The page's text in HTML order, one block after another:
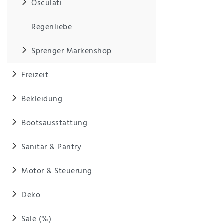
Osculati
Regenliebe
Sprenger Markenshop
Freizeit
Bekleidung
Bootsausstattung
Sanitär & Pantry
Motor & Steuerung
Deko
Sale (%)